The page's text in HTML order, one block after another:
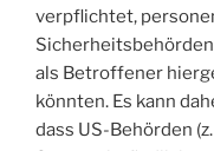
verpflichtet,
als Betroffener
könnten. Es kann
dass US-Behörden